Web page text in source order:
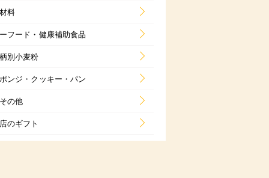
料
フード・健康補助食品
別小麦粉
ンジ・クッキー・パン
の他
のギフト